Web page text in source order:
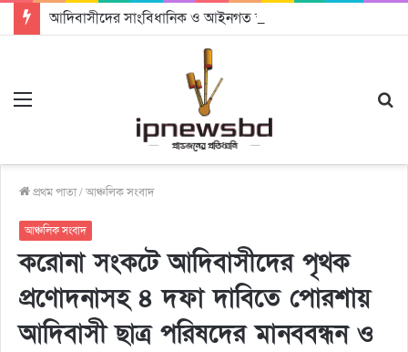
প্রথম পাতা/আঞ্চলিক সংবাদ
আঞ্চলিক সংবাদ
করোনা সংকটে আদিবাসীদের পৃথক
প্রণোদনাসহ ৪ দফা দাবিতে পোরশায়
আদিবাসী ছাত্র পরিষদের মানববন্ধন ও